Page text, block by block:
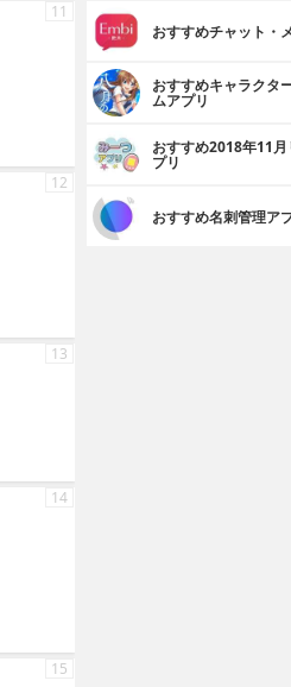
11
12
13
14
15
おすすめチャット・
おすすめキャラクタ
ムアプリ
おすすめ2018年11
プリ
おすすめ名刺管理ア